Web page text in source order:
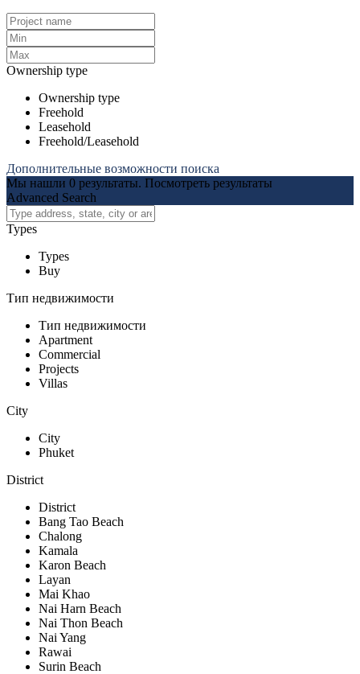
Ownership type
Ownership type
Freehold
Leasehold
Freehold/Leasehold
Дополнительные возможности поиска
Мы нашли 0 результаты. Посмотреть результаты
Advanced Search
Types
Types
Buy
Тип недвижимости
Тип недвижимости
Apartment
Commercial
Projects
Villas
City
City
Phuket
District
District
Bang Tao Beach
Chalong
Kamala
Karon Beach
Layan
Mai Khao
Nai Harn Beach
Nai Thon Beach
Nai Yang
Rawai
Surin Beach